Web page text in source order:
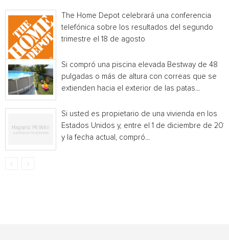
The Home Depot celebrará una conferencia
telefónica sobre los resultados del segundo
trimestre el 18 de agosto
Si compró una piscina elevada Bestway de 48
pulgadas o más de altura con correas que se
extienden hacia el exterior de las patas...
Si usted es propietario de una vivienda en los
Estados Unidos y, entre el 1 de diciembre de
y la fecha actual, compró...